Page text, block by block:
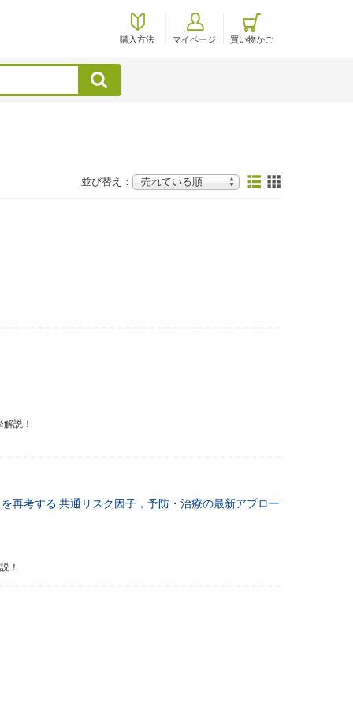
購入方法 マイページ 買い物かご
検索
並び替え：
説！
再考する 共通リスク因子，予防・治療の最新アプロー
！